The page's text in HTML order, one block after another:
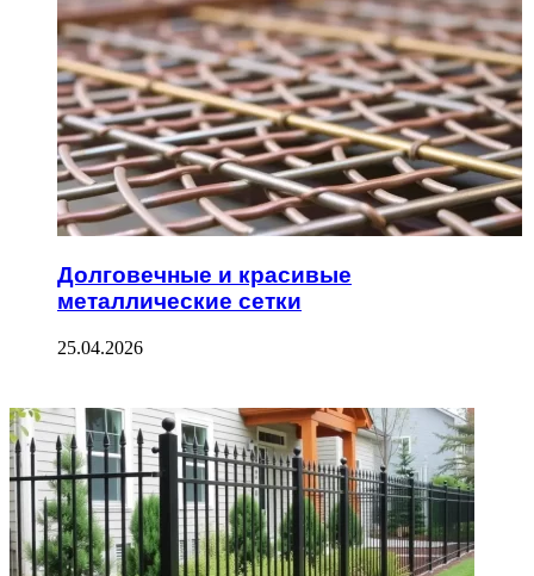
Долговечные и красивые
металлические сетки
25.04.2026